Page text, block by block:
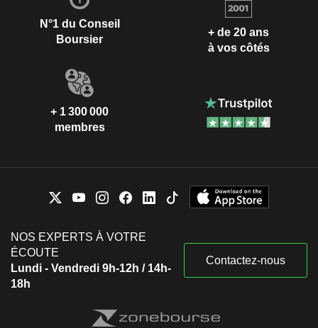
N°1 du Conseil
Boursier
+ de 20 ans
à vos côtés
+ 1 300 000
membres
NOS EXPERTS À VOTRE
ÉCOUTE
Lundi - Vendredi 9h-12h / 14h-
18h
Contactez-nous